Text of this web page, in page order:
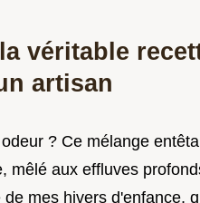
véritable
artisan
? Ce mélange
mêlé aux effluves
de mes hivers d'enfance,